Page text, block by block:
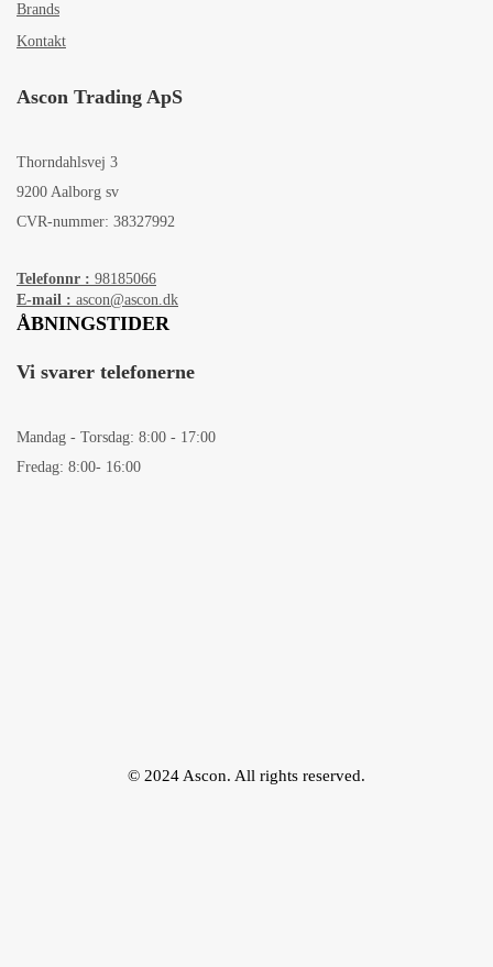
Brands
Kontakt
Ascon Trading ApS
Thorndahlsvej 3
9200 Aalborg sv
CVR-nummer: 38327992
Telefonnr : 98185066
E-mail : ascon@ascon.dk
ÅBNINGSTIDER
Vi svarer telefonerne
Mandag - Torsdag: 8:00 - 17:00
Fredag: 8:00- 16:00
© 2024 Ascon. All rights reserved.